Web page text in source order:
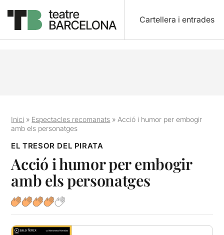
Cartellera i entrades
Inici » Espectacles recomanats » Acció i humor per embogir
amb els personatges
EL TRESOR DEL PIRATA
Acció i humor per embogir
amb els personatges